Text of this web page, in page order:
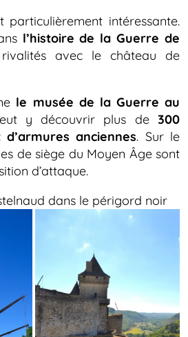
particulièrement intéressante.
l’histoire de la Guerre de
avec le château de
le musée de la Guerre au
y découvrir plus de 300
anciennes. Sur le
de siège du Moyen Âge sont
d’attaque.